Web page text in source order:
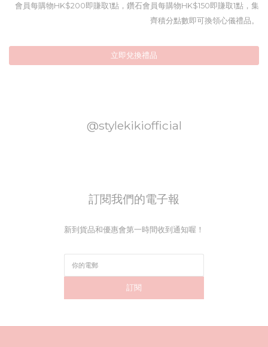
會員每購物HK$200即賺取1點，鑽石會員每購物HK$150即賺取1點，集
齊積分點數即可換領心儀禮品。
立即兌換禮品
@stylekikiofficial
訂閱我們的電子報
新到貨品和優惠會第一時間收到通知喔！
訂閱